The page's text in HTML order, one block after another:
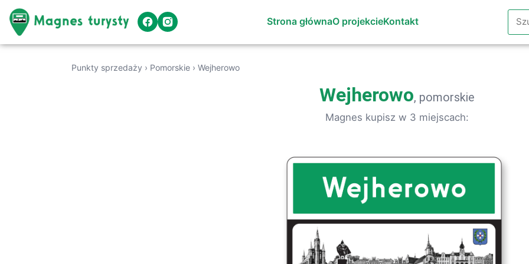
Strona głównaO projekcieKontakt
Punkty sprzedaży › Pomorskie ›Wejherowo
Wejherowo, pomorskie
Magnes kupisz w 3 miejscach: